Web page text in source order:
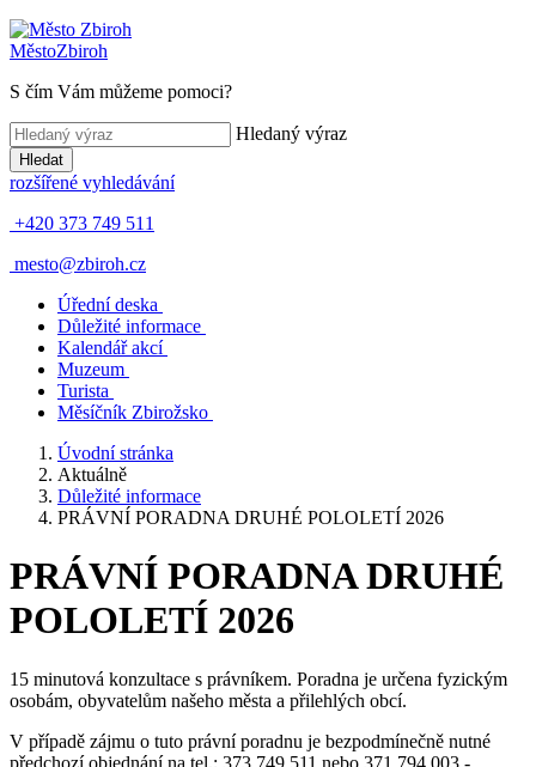
MěstoZbiroh
S čím Vám můžeme pomoci?
Hledaný výraz
Hledat
rozšířené vyhledávání
+420 373 749 511
mesto@zbiroh.cz
Úřední deska
Důležité informace
Kalendář akcí
Muzeum
Turista
Měsíčník Zbirožsko
Úvodní stránka
Aktuálně
Důležité informace
PRÁVNÍ PORADNA DRUHÉ POLOLETÍ 2026
PRÁVNÍ PORADNA DRUHÉ
POLOLETÍ 2026
15 minutová konzultace s právníkem. Poradna je určena fyzickým
osobám, obyvatelům našeho města a přilehlých obcí.
V případě zájmu o tuto právní poradnu je bezpodmínečně nutné
předchozí objednání na tel.: 373 749 511 nebo 371 794 003 -